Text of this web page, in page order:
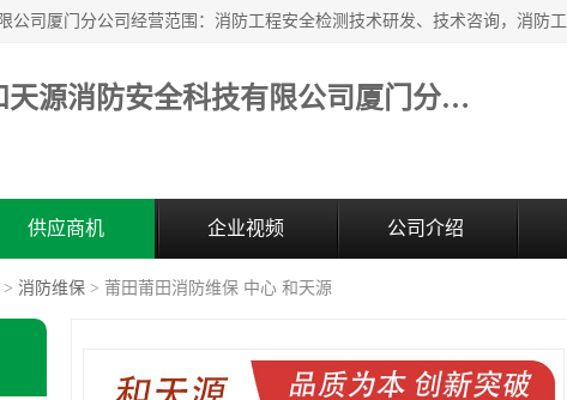
福建和天源消防安全科技有限公司厦门分公司
供应商机 企业视频 公司介绍
> 消防维保 > 莆田莆田消防维保 中心 和天源